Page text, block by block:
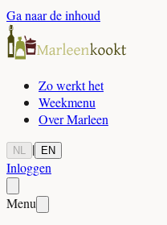
Ga naar de inhoud
Zo werkt het
Weekmenu
Over Marleen
NL | EN
Inloggen
Menu